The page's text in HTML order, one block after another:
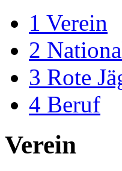
1 Verein
2
3 Rote
4 Beruf
Verein